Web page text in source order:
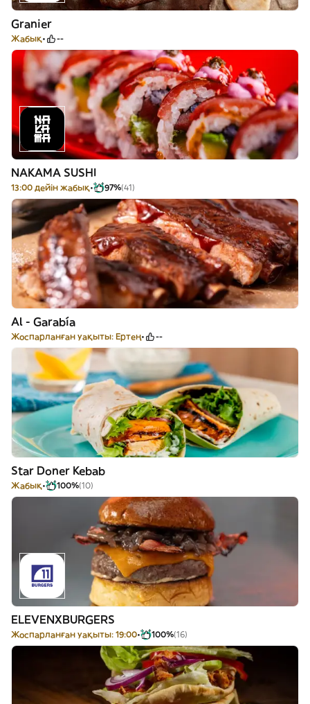
Granier
Жабық --
NAKAMA SUSHI
13:00 дейін жабық 97%(41)
Al - Garabía
Жоспарланған уақыты: Ертең --
Star Doner Kebab
Жабық 100%(10)
ELEVENXBURGERS
Жоспарланған уақыты: 19:00 100%(16)